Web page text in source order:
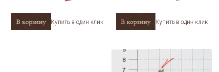
В корзину Купить в один клик В корзину Купить в один клик